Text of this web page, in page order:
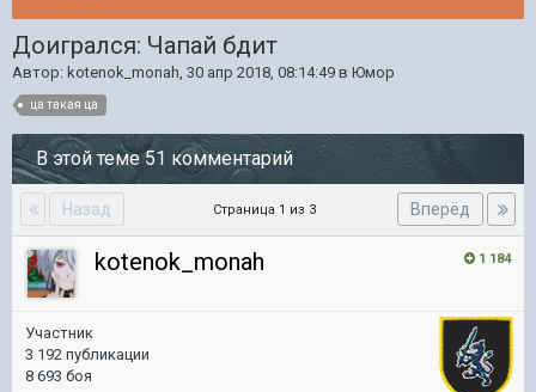
Доигрался: Чапай бдит
Автор: kotenok_monah, 30 апр 2018, 08:14:49 в Юмор
ца такая ца
В этой теме 51 комментарий
Назад Вперёд
Страница 1 из 3
1 184
kotenok_monah
Участник
3 192 публикации
8 693 боя